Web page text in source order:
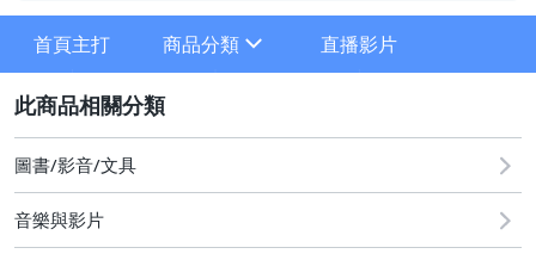
首頁主打 商品分類 直播影片
圖書/影音/文具
音樂與影片